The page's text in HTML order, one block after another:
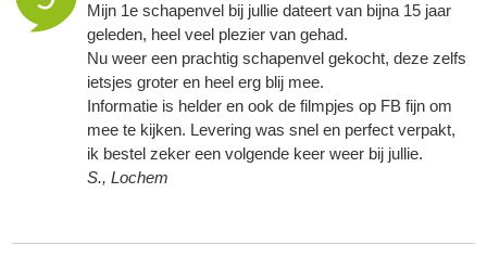
Mijn 1e schapenvel bij jullie dateert van bijna 15 jaar
geleden, heel veel plezier van gehad.
Nu weer een prachtig schapenvel gekocht, deze zelfs
ietsjes groter en heel erg blij mee.
Informatie is helder en ook de filmpjes op FB fijn om
mee te kijken. Levering was snel en perfect verpakt,
ik bestel zeker een volgende keer weer bij jullie.
S., Lochem